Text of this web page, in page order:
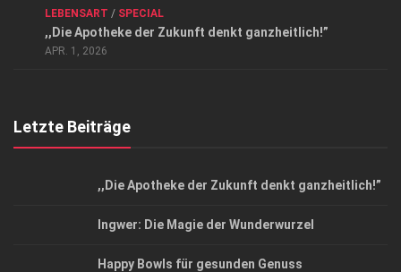
Datenschutzerklärung
Top Magazin Dresden / Ostsachsen
LEBENSART / SPECIAL
,,Die Apotheke der Zukunft denkt ganzheitlich!”
APR. 1, 2026
Letzte Beiträge
,,Die Apotheke der Zukunft denkt ganzheitlich!”
Ingwer: Die Magie der Wunderwurzel
Happy Bowls für gesunden Genuss